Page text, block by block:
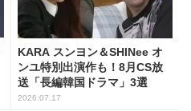
KARA スンヨン＆SHINee オ
ンユ特別出演作も！8月CS放
送「長編韓国ドラマ」3選
2026.07.17